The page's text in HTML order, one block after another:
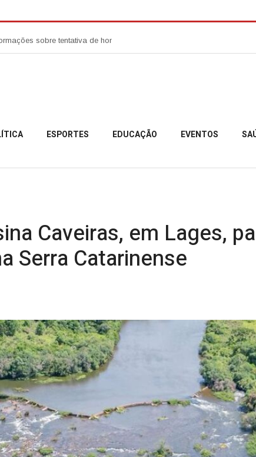
sobre tentativa de homicídio no Centro de Anita Garibaldi Caminhão
ESPORTES EDUCAÇÃO EVENTOS
Caveiras, em Lages,
Serra Catarinense